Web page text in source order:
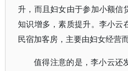
升，而且妇女由于参加小额信
知识增多，素质提升。李小云
民宿加客房，主要由妇女经营
值得注意的是，李小云还